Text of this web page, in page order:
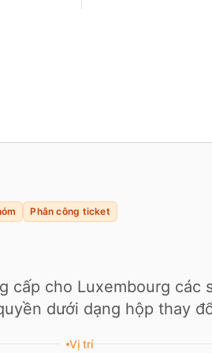
Phân công ticket
cấp cho Luxembourg các
dưới dạng hộp thay
Vị trí